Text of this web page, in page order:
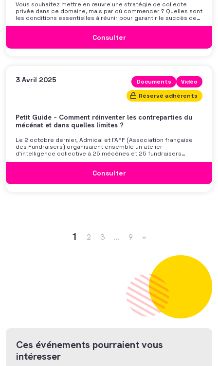
Vous souhaitez mettre en œuvre une stratégie de collecte
privée dans ce domaine, mais par où commencer ? Quelles sont
les conditions essentielles à réunir pour garantir le succès de
cette transition ? Quels sont les enjeux et les leviers à activer ?
explorant plusieurs axes clés : convaincre et acculturer en
Consulter
3 Avril 2025 Documents
Vidéo
Réservé adhérents
Petit Guide – Comment réinventer les contreparties du
mécénat et dans quelles limites ?
Le 2 octobre dernier, Admical et l’AFF (Association française
des Fundraisers) organisaient ensemble un atelier
d’intelligence collective à 25 mécènes et 25 fundraisers
adhérents de nos deux organisations sur la thématique de
atelier étaient de répondre aux questions suivantes : L’équilibre
Consulter
1 2 3 … 9 »
Ces événements pourraient vous
intéresser